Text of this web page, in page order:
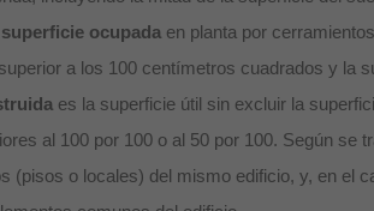
ocupada en planta por
a los 100 centímetros cuadrados y la
es la superficie útil sin excluir la
al 100 por 100 o al 50 por 100. Según
(pisos o locales) del mismo edificio, y, en el